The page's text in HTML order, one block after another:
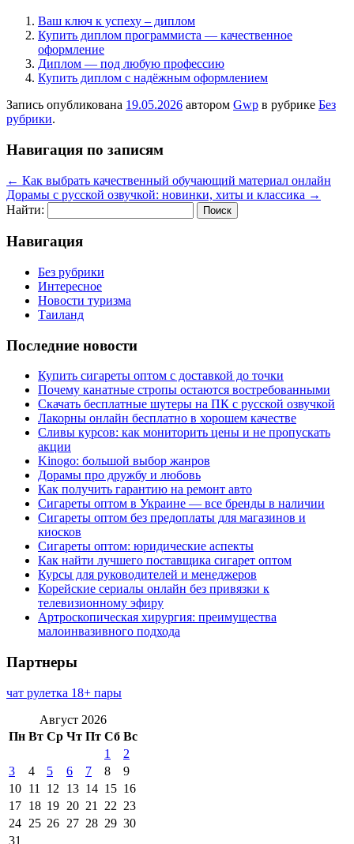
Ваш ключ к успеху – диплом
Купить диплом программиста — качественное
оформление
Диплом — под любую профессию
Купить диплом с надёжным оформлением
Запись опубликована 19.05.2026 автором Gwp в рубрике Без
рубрики.
Навигация по записям
← Как выбрать качественный обучающий материал онлайн
Дорамы с русской озвучкой: новинки, хиты и классика →
Найти:
Навигация
Без рубрики
Интересное
Новости туризма
Таиланд
Последние новости
Купить сигареты оптом с доставкой до точки
Почему канатные стропы остаются востребованными
Скачать бесплатные шутеры на ПК с русской озвучкой
Лакорны онлайн бесплатно в хорошем качестве
Сливы курсов: как мониторить цены и не пропускать
акции
Kinogo: большой выбор жанров
Дорамы про дружбу и любовь
Как получить гарантию на ремонт авто
Сигареты оптом в Украине — все бренды в наличии
Сигареты оптом без предоплаты для магазинов и
киосков
Сигареты оптом: юридические аспекты
Как найти лучшего поставщика сигарет оптом
Курсы для руководителей и менеджеров
Корейские сериалы онлайн без привязки к
телевизионному эфиру
Артроскопическая хирургия: преимущества
малоинвазивного подхода
Партнеры
чат рулетка 18+ пары
Август 2026
Пн Вт Ср Чт Пт Сб Вс
1
2
3
4 5 6 7 8
9
10 11 12 13 14 15 16
17 18 19 20 21 22 23
24 25 26 27 28 29 30
31